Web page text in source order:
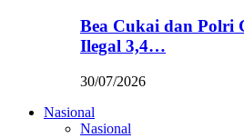
Bea Cukai dan Polri
Ilegal 3,4…
30/07/2026
Nasional
Nasional